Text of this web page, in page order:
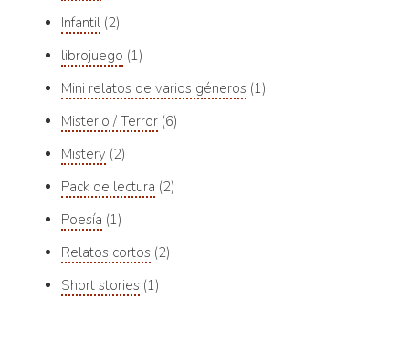
Infantil 2
librojuego 1
Mini relatos de varios géneros 1
Misterio / Terror 6
Mistery 2
Pack de lectura 2
Poesía 1
Relatos cortos 2
Short stories 1